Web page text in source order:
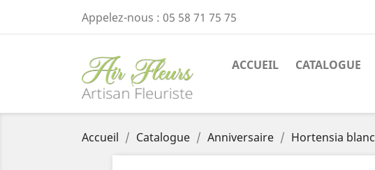
Appelez-nous : 05 58 71 75 75
ACCUEIL CATALOGUE
Accueil Catalogue Anniversaire Hortensia blanc